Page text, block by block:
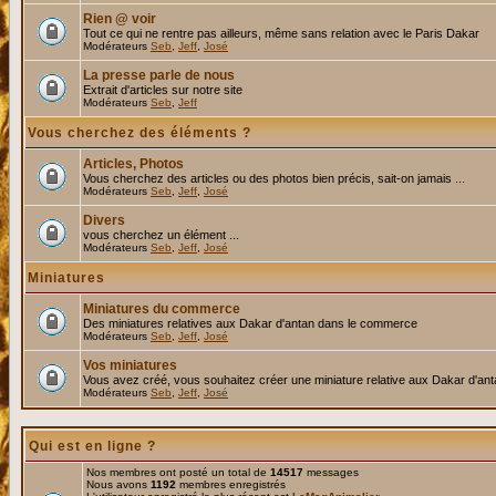
Rien @ voir
Tout ce qui ne rentre pas ailleurs, même sans relation avec le Paris Dakar
Modérateurs Seb Jeff José
La presse parle de nous
Extrait d'articles sur notre site
Modérateurs Seb Jeff
Vous cherchez des éléments ?
Articles, Photos
Vous cherchez des articles ou des photos bien précis, sait-on jamais ...
Modérateurs Seb Jeff José
Divers
vous cherchez un élément ...
Modérateurs Seb Jeff José
Miniatures
Miniatures du commerce
Des miniatures relatives aux Dakar d'antan dans le commerce
Modérateurs Seb Jeff José
Vos miniatures
Vous avez créé, vous souhaitez créer une miniature relative aux Dakar
Modérateurs Seb Jeff José
Qui est en ligne ?
Nos membres ont posté un total de 14517 messages
Nous avons 1192 membres enregistrés